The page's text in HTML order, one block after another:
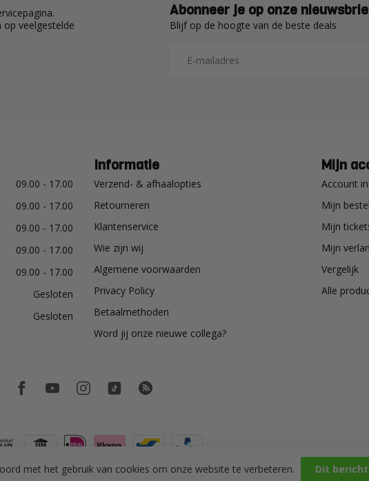
veelgestelde
Abonneer je op onze
Blijf op de hoogte van de beste deals
09.00 - 17.00
09.00 - 17.00
09.00 - 17.00
09.00 - 17.00
09.00 - 17.00
Gesloten
Gesloten
Informatie
Verzend- & afhaalopties
Retourneren
Klantenservice
Wie zijn wij
Algemene voorwaarden
Privacy Policy
Betaalmethoden
Word jij onze nieuwe collega?
Mijn
Account
Mijn
Mijn
Mijn
Vergelijk
Alle
© Copyright 2026 PH Tegeltechniek
met het gebruik van cookies om onze website te verbeteren. Dit